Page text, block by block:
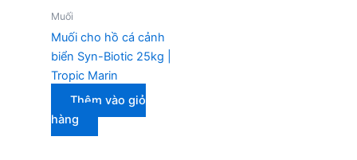
Muối
Muối cho hồ cá cảnh
biển Syn-Biotic 25kg |
Tropic Marin
Thêm vào giỏ
hàng